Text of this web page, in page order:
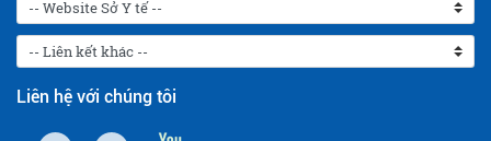
Liên hệ với chúng tôi